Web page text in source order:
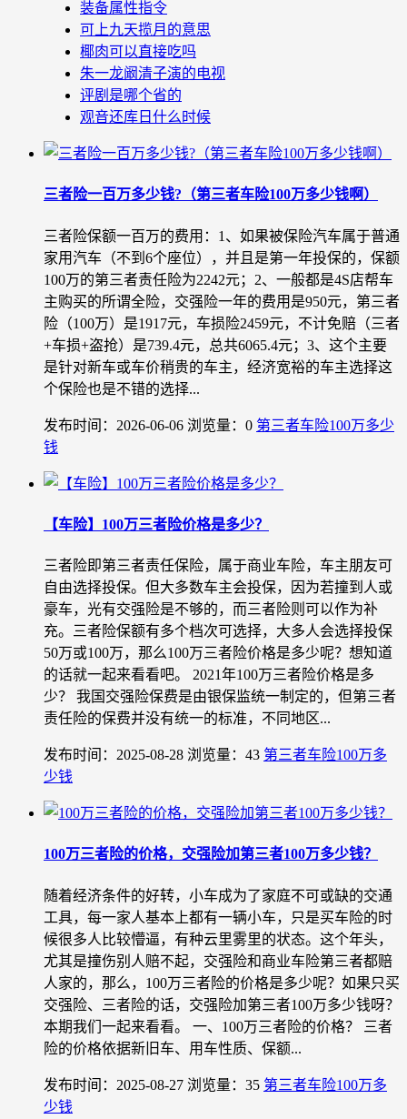
装备属性指令
可上九天揽月的意思
椰肉可以直接吃吗
朱一龙阚清子演的电视
评剧是哪个省的
观音还库日什么时候
三者险一百万多少钱?（第三者车险100万多少钱啊）
三者险保额一百万的费用：1、如果被保险汽车属于普通
家用汽车（不到6个座位），并且是第一年投保的，保额
100万的第三者责任险为2242元；2、一般都是4S店帮车
主购买的所谓全险，交强险一年的费用是950元，第三者
险（100万）是1917元，车损险2459元，不计免赔（三者
+车损+盗抢）是739.4元，总共6065.4元；3、这个主要
是针对新车或车价稍贵的车主，经济宽裕的车主选择这
个保险也是不错的选择...
发布时间：2026-06-06 浏览量：0 第三者车险100万多少
钱
【车险】100万三者险价格是多少？
三者险即第三者责任保险，属于商业车险，车主朋友可
自由选择投保。但大多数车主会投保，因为若撞到人或
豪车，光有交强险是不够的，而三者险则可以作为补
充。三者险保额有多个档次可选择，大多人会选择投保
50万或100万，那么100万三者险价格是多少呢？想知道
的话就一起来看看吧。 2021年100万三者险价格是多
少？ 我国交强险保费是由银保监统一制定的，但第三者
责任险的保费并没有统一的标准，不同地区...
发布时间：2025-08-28 浏览量：43 第三者车险100万多
少钱
100万三者险的价格，交强险加第三者100万多少钱？
随着经济条件的好转，小车成为了家庭不可或缺的交通
工具，每一家人基本上都有一辆小车，只是买车险的时
候很多人比较懵逼，有种云里雾里的状态。这个年头，
尤其是撞伤别人赔不起，交强险和商业车险第三者都赔
人家的，那么，100万三者险的价格是多少呢？如果只买
交强险、三者险的话，交强险加第三者100万多少钱呀？
本期我们一起来看看。 一、100万三者险的价格？ 三者
险的价格依据新旧车、用车性质、保额...
发布时间：2025-08-27 浏览量：35 第三者车险100万多
少钱